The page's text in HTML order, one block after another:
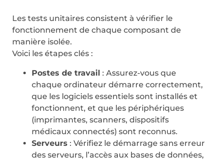
Les tests unitaires consistent à vérifier le
fonctionnement de chaque composant de
manière isolée.
Voici les étapes clés :
Postes de travail : Assurez-vous que
chaque ordinateur démarre correctement,
que les logiciels essentiels sont installés et
fonctionnent, et que les périphériques
(imprimantes, scanners, dispositifs
médicaux connectés) sont reconnus.
Serveurs : Vérifiez le démarrage sans erreur
des serveurs, l’accès aux bases de données,